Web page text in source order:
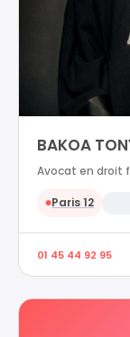
BAKOA
Avocat en droit
●Paris 12
01 45 44 92 95